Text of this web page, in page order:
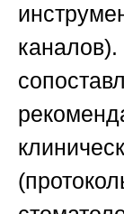
каналов).